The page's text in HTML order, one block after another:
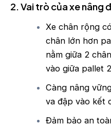
2. Vai trò của xe nâng
Xe chân rộng
chân lớn hơn
nằm giữa 2
vào giữa pallet
Càng nâng
va đập vào kết
Đảm bảo an